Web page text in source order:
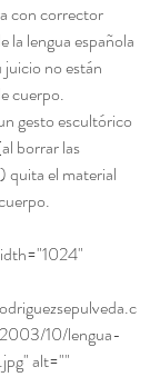
con corrector
la lengua española
juicio no están
cuerpo.
gesto escultórico
borrar las
quita el material
10/lengua-
alt=""